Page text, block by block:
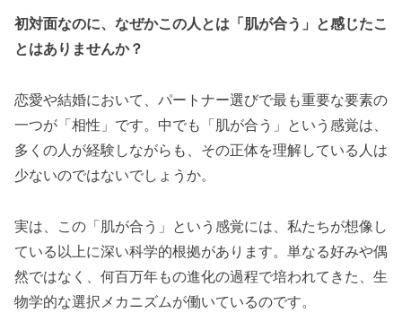
初対面なのに、なぜかこの人とは「肌が合う」と感じたこ
とはありませんか？
恋愛や結婚において、パートナー選びで最も重要な要素の
一つが「相性」です。中でも「肌が合う」という感覚は、
多くの人が経験しながらも、その正体を理解している人は
少ないのではないでしょうか。
実は、この「肌が合う」という感覚には、私たちが想像し
ている以上に深い科学的根拠があります。単なる好みや偶
然ではなく、何百万年もの進化の過程で培われてきた、生
物学的な選択メカニズムが働いているのです。